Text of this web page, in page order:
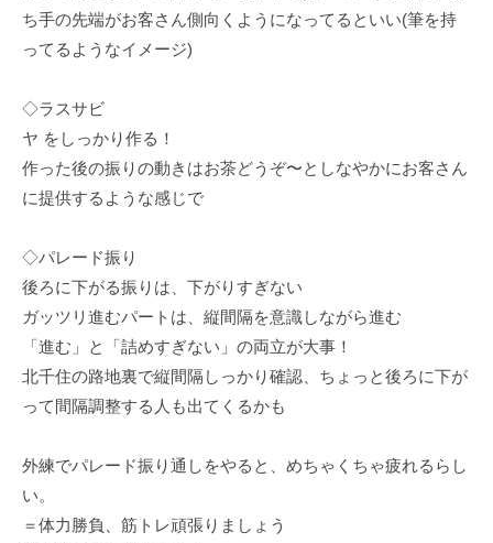
ち手の先端がお客さん側向くようになってるといい(筆を持
ってるようなイメージ)
◇ラスサビ
ヤ をしっかり作る！
作った後の振りの動きはお茶どうぞ〜としなやかにお客さん
に提供するような感じで
◇パレード振り
後ろに下がる振りは、下がりすぎない
ガッツリ進むパートは、縦間隔を意識しながら進む
「進む」と「詰めすぎない」の両立が大事！
北千住の路地裏で縦間隔しっかり確認、ちょっと後ろに下が
って間隔調整する人も出てくるかも
外練でパレード振り通しをやると、めちゃくちゃ疲れるらし
い。
＝体力勝負、筋トレ頑張りましょう